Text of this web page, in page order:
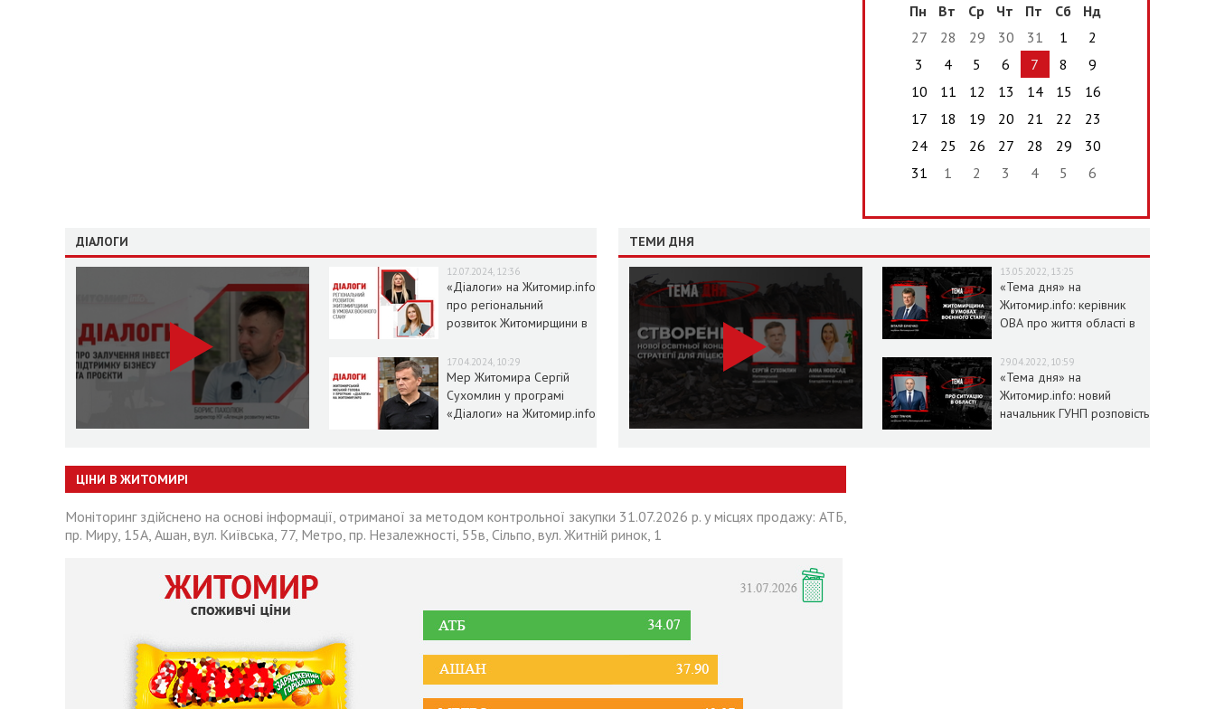
Пн
Вт Ср Чт Пт Сб
Нд
27
28 29 30 31 1
2
3
4 5 6 7 8
9
10
11 12 13 14 15
16
17
18 19 20 21 22
23
24
25 26 27 28 29
30
31
1 2 3 4 5 6
ДІАЛОГИ
12.07.2024, 12:36
«Діалоги» на Житомир.info
про регіональний
розвиток Житомирщини в
17.04.2024, 10:29
Мер Житомира Сергій
Сухомлин у програмі
«Діалоги» на Житомир.info
ТЕМИ ДНЯ
13.05.2022, 13:25
«Тема дня» на
Житомир.info: керівник
ОВА про життя області в
29.04.2022, 10:59
«Тема дня» на
Житомир.info: новий
начальник ГУНП розповість
ЦІНИ В ЖИТОМИРІ
Моніторинг здійснено на основі інформації, отриманої за методом контрольної закупки 31.07.2026 р. у місцях продажу: АТБ,
пр. Миру, 15А, Ашан, вул. Київська, 77, Метро, пр. Незалежності, 55в, Сільпо, вул. Житній ринок, 1